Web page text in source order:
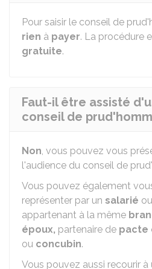
Pour saisir le conseil de
rien à payer. La procédure
gratuite.
Faut-il être assisté
conseil de
Non, vous pouvez vous
l'audience du conseil de
Vous pouvez également
représenter par un salarié
appartenant à la même
époux, partenaire de pacte
ou concubin.
Vous pouvez aussi recourir à